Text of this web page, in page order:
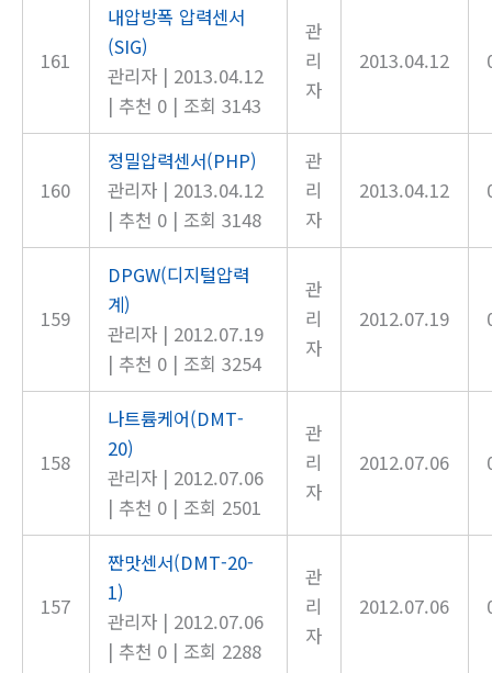
161
내압방폭 압력센서
(SIG)
관리자 | 2013.04.12
| 추천 0 | 조회 3143
관
리
자
2013.04.12
160
정밀압력센서(PHP)
관리자 | 2013.04.12
| 추천 0 | 조회 3148
관
리
자
2013.04.12
159
DPGW(디지털압력
계)
관리자 | 2012.07.19
| 추천 0 | 조회 3254
관
리
자
2012.07.19
158
나트륨케어(DMT-
20)
관리자 | 2012.07.06
| 추천 0 | 조회 2501
관
리
자
2012.07.06
157
짠맛센서(DMT-20-
1)
관리자 | 2012.07.06
| 추천 0 | 조회 2288
관
리
자
2012.07.06